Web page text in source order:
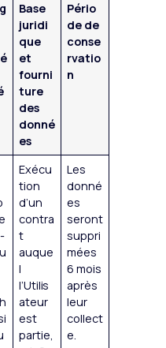
Base
juridi
que
et
fourni
ture
des
donné
es
Pério
de de
conse
rvatio
n
Exécu
tion
d’un
contra
t
auque
l
l’Utilis
ateur
est
partie,
Les
donné
es
seront
suppri
mées
6 mois
après
leur
collect
e.